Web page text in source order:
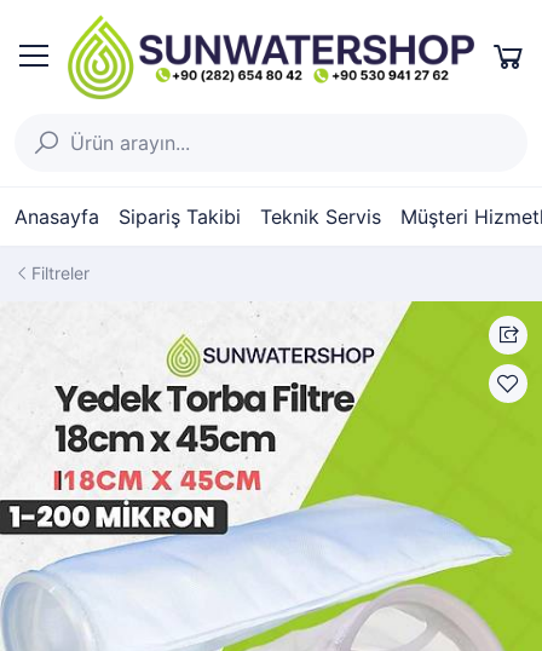
Anasayfa Sipariş Takibi Teknik Servis Müşteri
Filtreler